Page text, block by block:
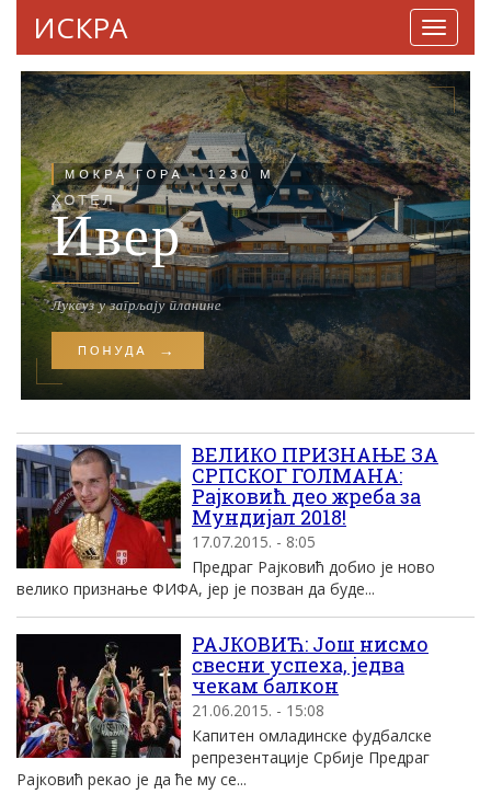
ИСКРА
ВЕЛИКО ПРИЗНАЊЕ ЗА
СРПСКОГ ГОЛМАНА:
Рајковић део жреба за
Мундијал 2018!
17.07.2015. - 8:05
Предраг Рајковић добио је ново
велико признање ФИФА, јер је позван да буде...
РАЈКОВИЋ: Још нисмо
свесни успеха, једва
чекам балкон
21.06.2015. - 15:08
Капитен омладинске фудбалске
репрезентације Србије Предраг
Рајковић рекао је да ће му се...